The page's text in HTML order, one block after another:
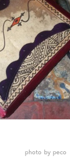
photo by peco